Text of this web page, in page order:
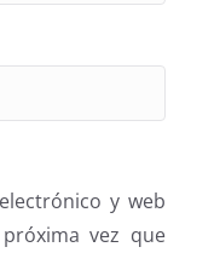
y web
vez que